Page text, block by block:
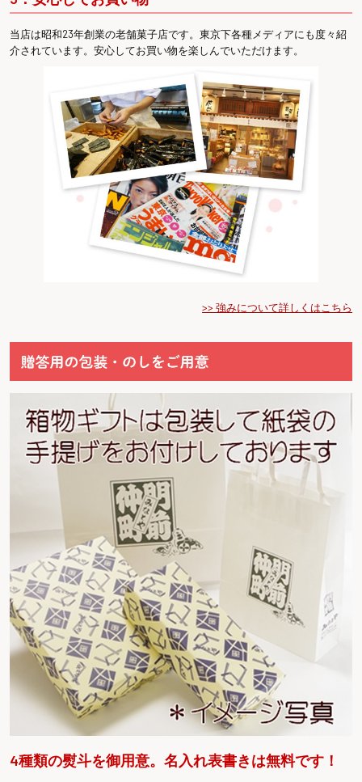
当店は昭和23年創業の老舗菓子店です。東京下各種メディアにも度々紹
介されています。安心してお買い物を楽しんでいただけます。
>> 強みについて詳しくはこちら
4種類の熨斗を御用意。名入れ表書きは無料です！